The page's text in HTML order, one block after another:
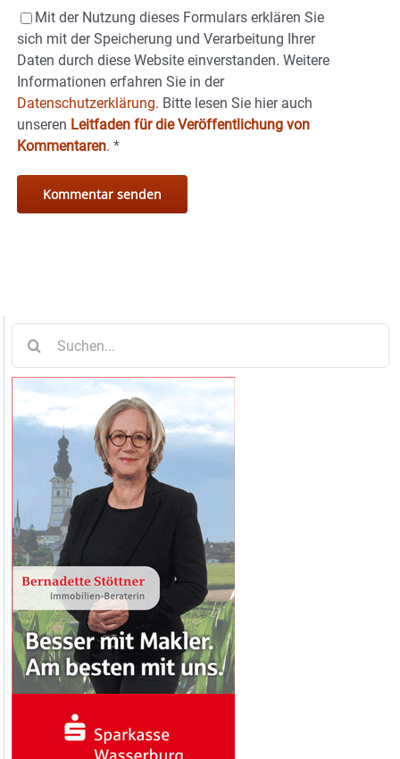
Mit der Nutzung dieses Formulars erklären Sie
sich mit der Speicherung und Verarbeitung Ihrer
Daten durch diese Website einverstanden. Weitere
Informationen erfahren Sie in der
Datenschutzerklärung. Bitte lesen Sie hier auch
unseren Leitfaden für die Veröffentlichung von
Kommentaren. *
nach: